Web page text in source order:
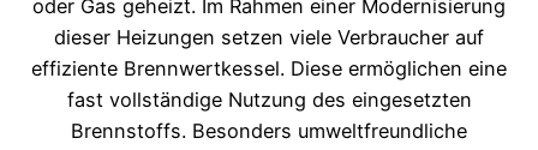
oder Gas geheizt. Im Rahmen einer Modernisierung
dieser Heizungen setzen viele Verbraucher auf
effiziente Brennwertkessel. Diese ermöglichen eine
fast vollständige Nutzung des eingesetzten
Brennstoffs. Besonders umweltfreundliche